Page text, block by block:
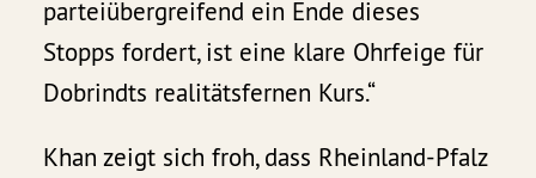
parteiübergreifend ein Ende dieses
Stopps fordert, ist eine klare Ohrfeige für
Dobrindts realitätsfernen Kurs.“
Khan zeigt sich froh, dass Rheinland-Pfalz